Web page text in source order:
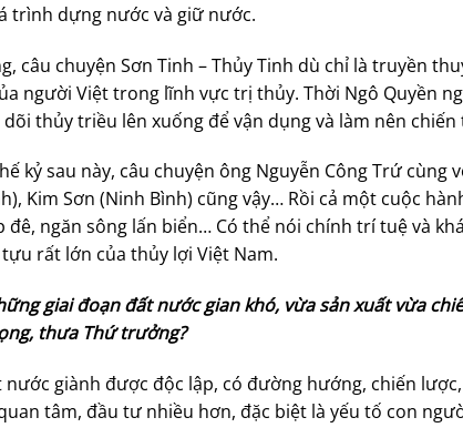
trình dựng nước và giữ nước.
câu chuyện Sơn Tinh – Thủy Tinh dù chỉ là truyền
người Việt trong lĩnh vực trị thủy. Thời Ngô Quyền
thủy triều lên xuống để vận dụng và làm nên
kỷ sau này, câu chuyện ông Nguyễn Công Trứ
Kim Sơn (Ninh Bình) cũng vậy… Rồi cả một cuộc
đê, ngăn sông lấn biển… Có thể nói chính trí tuệ và
rất lớn của thủy lợi Việt Nam.
giai đoạn đất nước gian khó, vừa sản xuất vừa
thưa Thứ trưởng?
nước giành được độc lập, có đường hướng, chiến
tâm, đầu tư nhiều hơn, đặc biệt là yếu tố con